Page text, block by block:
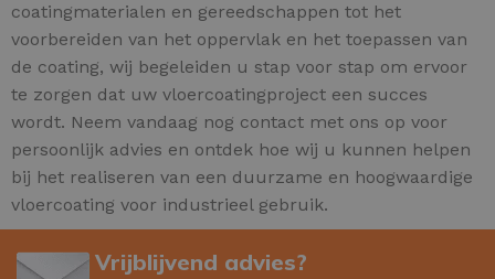
coatingmaterialen en gereedschappen tot het
voorbereiden van het oppervlak en het toepassen van
de coating, wij begeleiden u stap voor stap om ervoor
te zorgen dat uw vloercoatingproject een succes
wordt. Neem vandaag nog contact met ons op voor
persoonlijk advies en ontdek hoe wij u kunnen helpen
bij het realiseren van een duurzame en hoogwaardige
vloercoating voor industrieel gebruik.
Vrijblijvend advies?